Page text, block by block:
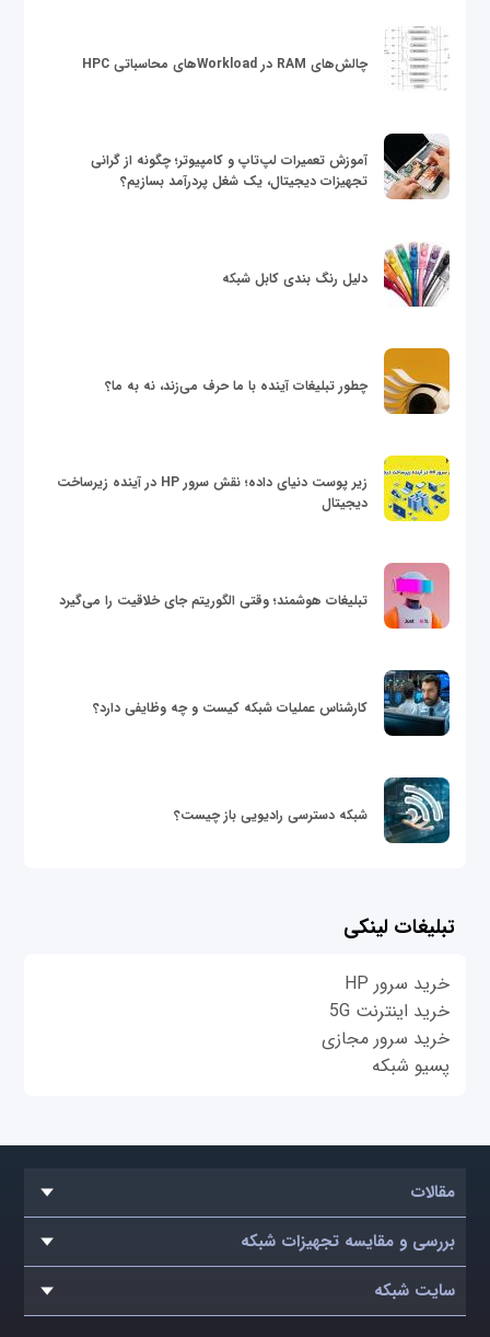
چالش‌های RAM در Workloadهای محاسباتی HPC
آموزش تعمیرات لپ‌تاپ و کامپیوتر؛ چگونه از گرانی
تجهیزات دیجیتال، یک شغل پردرآمد بسازیم؟
دلیل رنگ بندی کابل شبکه
چطور تبلیغات آینده با ما حرف می‌زند، نه به ما؟
زیر پوست دنیای داده؛ نقش سرور HP در آینده زیرساخت
دیجیتال
تبلیغات هوشمند؛ وقتی الگوریتم جای خلاقیت را می‌گیرد
کارشناس عملیات شبکه کیست و چه وظایفی دارد؟
شبکه دسترسی رادیویی باز چیست؟
تبلیغات لینکی
خرید سرور HP
خرید اینترنت 5G
خرید سرور مجازی
پسیو شبکه
مقالات
بررسی و مقایسه تجهیزات شبکه
سایت شبکه